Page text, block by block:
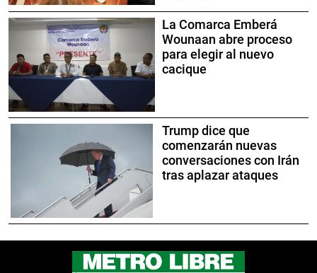
La Comarca Emberá
Wounaan abre proceso
para elegir al nuevo
cacique
Trump dice que
comenzarán nuevas
conversaciones con Irán
tras aplazar ataques